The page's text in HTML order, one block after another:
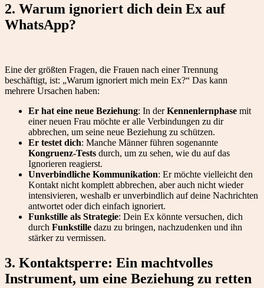
2. Warum ignoriert dich dein Ex auf
WhatsApp?
Eine der größten Fragen, die Frauen nach einer Trennung
beschäftigt, ist: „Warum ignoriert mich mein Ex?“ Das kann
mehrere Ursachen haben:
Er hat eine neue Beziehung: In derKennenlernphase mit
einer neuen Frau möchte er alle Verbindungen zu dir
abbrechen, um seine neue Beziehung zu schützen.
Er testet dich: Manche Männer führen sogenannte
Kongruenz-Tests durch, um zu sehen, wie du auf das
Ignorieren reagierst.
Unverbindliche Kommunikation: Er möchte vielleicht den
Kontakt nicht komplett abbrechen, aber auch nicht wieder
intensivieren, weshalb er unverbindlich auf deine Nachrichten
antwortet oder dich einfach ignoriert.
Funkstille als Strategie: Dein Ex könnte versuchen, dich
durch Funkstille dazu zu bringen, nachzudenken und ihn
stärker zu vermissen.
3. Kontaktsperre: Ein machtvolles
Instrument, um eine Beziehung zu retten